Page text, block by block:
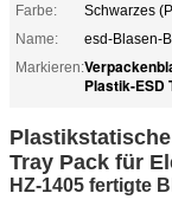
Farbe:
Schwarzes
Name:
esd-Blasen-
Markieren:
Plastik-ESD
Tray Pack für
HZ-1405 fertigte